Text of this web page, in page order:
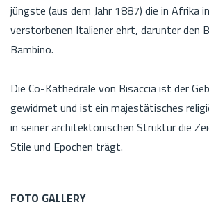
jüngste (aus dem Jahr 1887) die in Afrika
verstorbenen Italiener ehrt, darunter den
Bambino.
Die Co-Kathedrale von Bisaccia ist der
gewidmet und ist ein majestätisches
in seiner architektonischen Struktur die
Stile und Epochen trägt.
FOTO GALLERY